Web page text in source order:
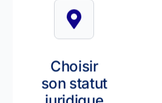
Choisir
son statut